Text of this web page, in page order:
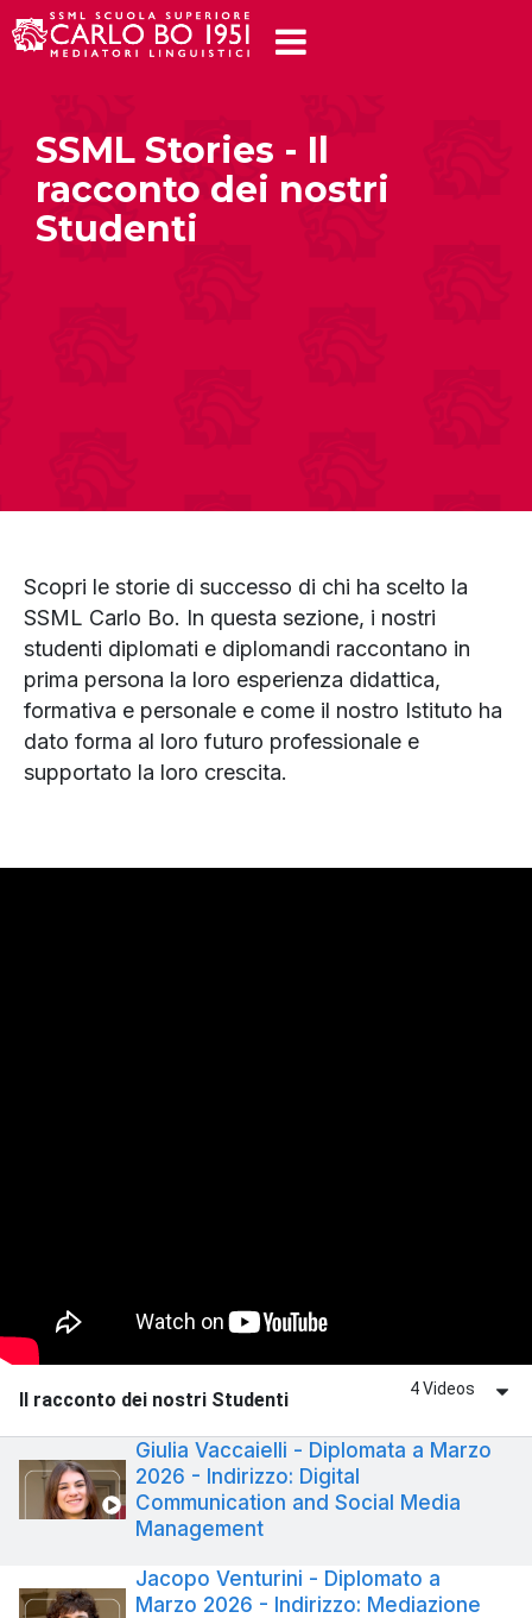
SSML Stories - Il
racconto dei nostri
Studenti
Scopri le storie di successo di chi ha scelto la
SSML Carlo Bo. In questa sezione, i nostri
studenti diplomati e diplomandi raccontano in
prima persona la loro esperienza didattica,
formativa e personale e come il nostro Istituto ha
dato forma al loro futuro professionale e
supportato la loro crescita.
Il racconto dei nostri Studenti 4 Videos
Giulia Vaccaielli - Diplomata a Marzo
2026 - Indirizzo: Digital
Communication and Social Media
Management
Jacopo Venturini - Diplomato a
Marzo 2026 - Indirizzo: Mediazione